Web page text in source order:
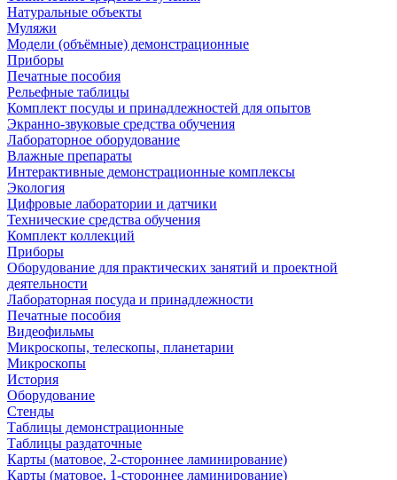
Натуральные объекты
Муляжи
Модели (объёмные) демонстрационные
Приборы
Печатные пособия
Рельефные таблицы
Комплект посуды и принадлежностей для опытов
Экранно-звуковые средства обучения
Лабораторное оборудование
Влажные препараты
Интерактивные демонстрационные комплексы
Экология
Цифровые лаборатории и датчики
Технические средства обучения
Комплект коллекций
Приборы
Оборудование для практических занятий и проектной
деятельности
Лабораторная посуда и принадлежности
Печатные пособия
Видеофильмы
Микроскопы, телескопы, планетарии
Микроскопы
История
Оборудование
Стенды
Таблицы демонстрационные
Таблицы раздаточные
Карты (матовое, 2-стороннее ламинирование)
Карты (матовое, 1-стороннее ламинирование)